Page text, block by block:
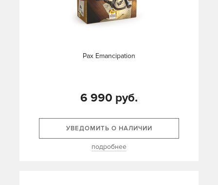
Pax Emancipation
6 990 руб.
УВЕДОМИТЬ О НАЛИЧИИ
подробнее